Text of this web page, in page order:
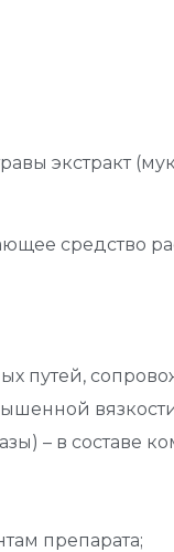
экстракт
средство
путей,
вязкости
– в составе
препарата;